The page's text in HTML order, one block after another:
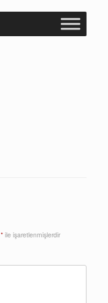
* ile işaretlenmişlerdir